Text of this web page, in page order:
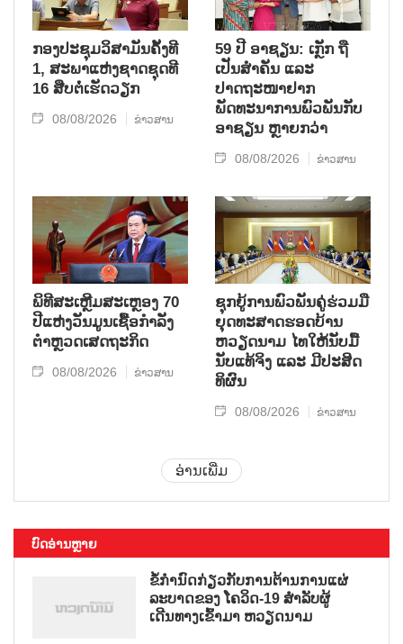
ກອງປະຊຸມວິສາມັນຄັ້ງທີ
1, ສະພາແຫ່ງຊາດຊຸດທີ
16 ສືບຕໍ່ເຮັດວຽກ
08/08/2026 ຂ່າວສານ
59 ປີ ອາຊຽນ: ເກຼັກ ຖື
ເປັນສຳຄັນ ແລະ
ປາດຖະໜາຢາກ
ພັດທະນາການພົວພັນກັບ
ອາຊຽນ ຫຼາຍກວ່າ
08/08/2026 ຂ່າວສານ
ພິທີສະເຫຼີມສະເຫຼອງ 70
ປີແຫ່ງວັນມູນເຊື້ອກຳລັງ
ຕຳຫຼວດເສດຖະກິດ
08/08/2026 ຂ່າວສານ
ຊຸກ​ຍູ້​ການ​ພົວ​ພັນ​ຄູ່​ຮ່ວມ​ມື​
ຍຸດ​ທະ​ສາດ​ຮອດ​ບ້ານ
ຫວຽດ​ນາມ ໄທ​ໃຫ້​ນັບ​ມື້​
ນັບ​ແທ້​ຈິງ ແລະ ມີ​ປະ​ສິດ​
ທິ​ຜົນ
08/08/2026 ຂ່າວສານ
ອ່ານເພີ່ມ
ບົດອ່ານຫຼາຍ
ຂໍ້ກຳນົດກ່ຽວກັບການຕ້ານການແຜ່
ລະບາດຂອງ ໂຄວິດ-19 ສຳລັບຜູ້
ເດີນທາງເຂົ້າມາ ຫວຽດນາມ